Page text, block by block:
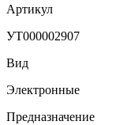
Артикул
УТ000002907
Вид
Электронные
Предназначение